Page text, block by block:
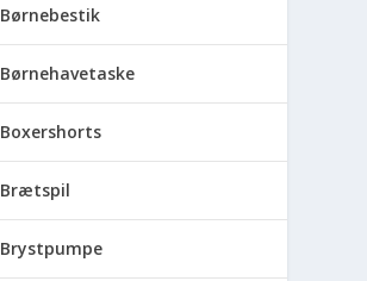
Børnebestik
Børnehavetaske
Boxershorts
Brætspil
Brystpumpe